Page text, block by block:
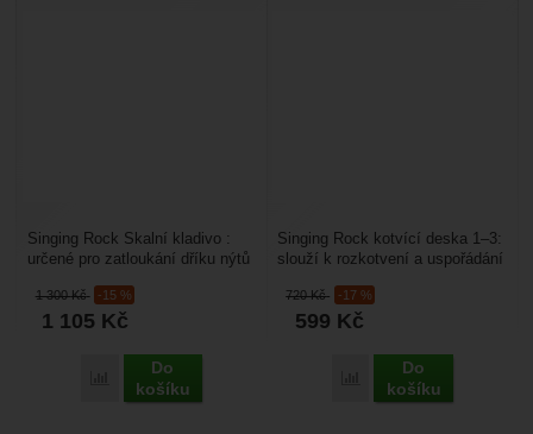
1 300Kč -15 %
1 105 Kč
Přidat 'Singing Rock Skalní kladivo' k porovnání
Do
košíku
Singing Rock Skalní kladivo :
určené pro zatloukání dříku nýtů
z oceli,...
720Kč -17 %
599 Kč
Přidat 'Singing Rock
Do
košíku
Singing Rock kotvící deska 1–3:
slouží k rozkotvení a uspořádání
rozkladu...